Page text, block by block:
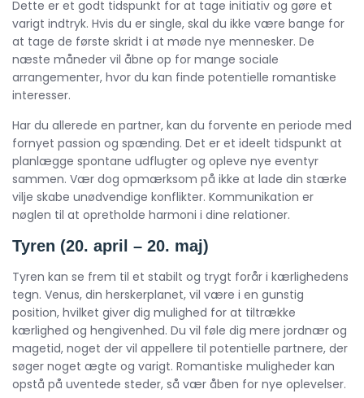
Dette er et godt tidspunkt for at tage initiativ og gøre et
varigt indtryk. Hvis du er single, skal du ikke være bange for
at tage de første skridt i at møde nye mennesker. De
næste måneder vil åbne op for mange sociale
arrangementer, hvor du kan finde potentielle romantiske
interesser.
Har du allerede en partner, kan du forvente en periode med
fornyet passion og spænding. Det er et ideelt tidspunkt at
planlægge spontane udflugter og opleve nye eventyr
sammen. Vær dog opmærksom på ikke at lade din stærke
vilje skabe unødvendige konflikter. Kommunikation er
nøglen til at opretholde harmoni i dine relationer.
Tyren (20. april – 20. maj)
Tyren kan se frem til et stabilt og trygt forår i kærlighedens
tegn. Venus, din herskerplanet, vil være i en gunstig
position, hvilket giver dig mulighed for at tiltrække
kærlighed og hengivenhed. Du vil føle dig mere jordnær og
magetid, noget der vil appellere til potentielle partnere, der
søger noget ægte og varigt. Romantiske muligheder kan
opstå på uventede steder, så vær åben for nye oplevelser.